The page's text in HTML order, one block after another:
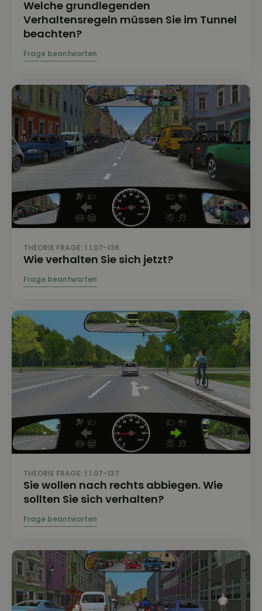
Welche grundlegenden
Verhaltensregeln müssen Sie im Tunnel
beachten?
THEORIE FRAGE: 1.1.07-136
Wie verhalten Sie sich jetzt?
THEORIE FRAGE: 1.1.07-137
Sie wollen nach rechts abbiegen. Wie
sollten Sie sich verhalten?